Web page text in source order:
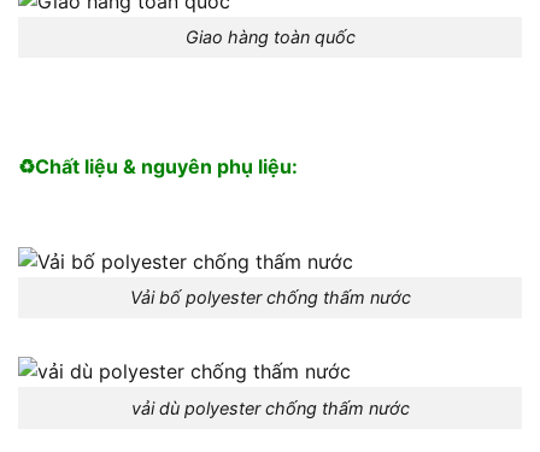
Giao hàng toàn quốc
♻️Chất liệu & nguyên phụ liệu:
Vải bố polyester chống thấm nước
vải dù polyester chống thấm nước